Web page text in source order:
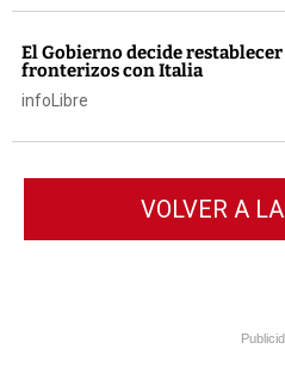
El Gobierno decide
fronterizos con Italia
infoLibre
VOLVER A